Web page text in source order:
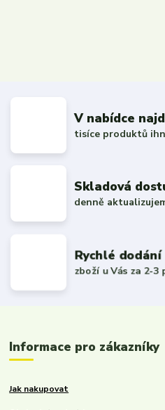
V nabídce
tisíce produktů
Skladová
denně
Rychlé dodání
zboží u Vás za 2-3
Informace pro zákazníky
Jak nakupovat